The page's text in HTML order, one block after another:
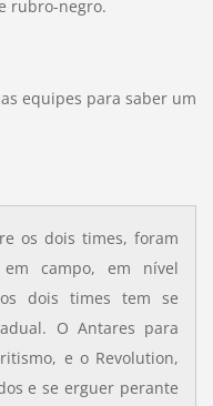
rubro-negro.
equipes para saber um
os dois times, foram
em campo, em nível
dois times tem se
O Antares para
e o Revolution,
e se erguer perante